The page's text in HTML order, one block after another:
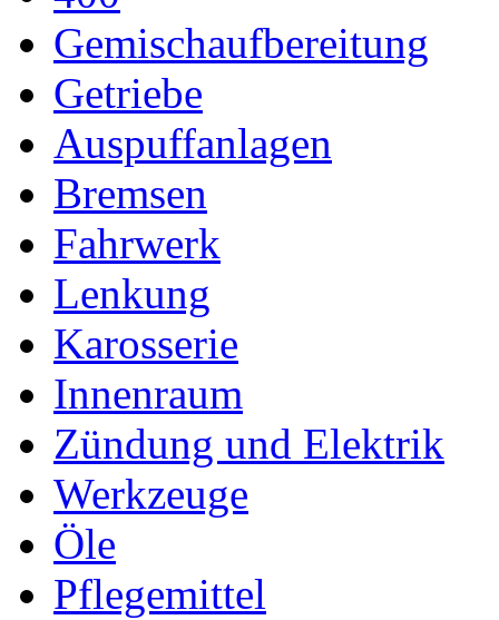
Gemischaufbereitung
Getriebe
Auspuffanlagen
Bremsen
Fahrwerk
Lenkung
Karosserie
Innenraum
Zündung und Elektrik
Werkzeuge
Öle
Pflegemittel